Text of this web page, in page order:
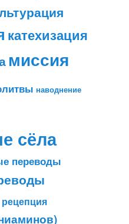
катехизация
миссия
наводнение
сёла
переводы
рецепция